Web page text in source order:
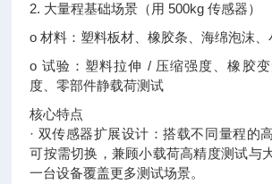
2. 大量程基础场景（用 500kg 传感器）
o 材料：塑料板材、橡胶条、海绵泡沫
o 试验：塑料拉伸 / 压缩强度、橡胶
度、零部件静载荷测试
核心特点
· 双传感器扩展设计：搭载不同量程的
可按需切换，兼顾小载荷高精度测试与
一台设备覆盖更多测试场景。